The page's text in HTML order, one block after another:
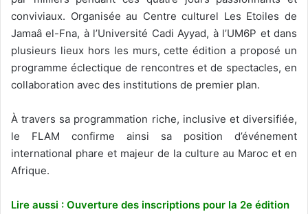
conviviaux. Organisée au Centre culturel Les Etoiles de
Jamaâ el-Fna, à l’Université Cadi Ayyad, à l’UM6P et dans
plusieurs lieux hors les murs, cette édition a proposé un
programme éclectique de rencontres et de spectacles, en
collaboration avec des institutions de premier plan.
À travers sa programmation riche, inclusive et diversifiée,
le FLAM confirme ainsi sa position d’événement
international phare et majeur de la culture au Maroc et en
Afrique.
Lire aussi : Ouverture des inscriptions pour la 2e édition